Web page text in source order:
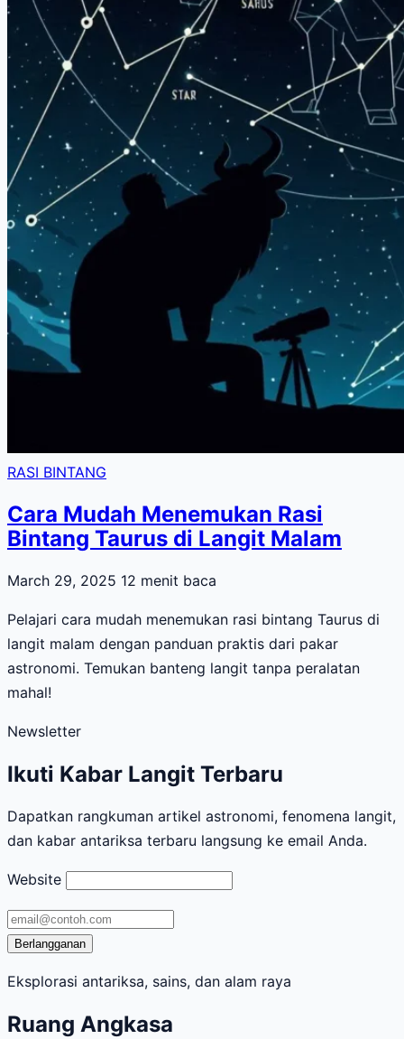
RASI BINTANG
Cara Mudah Menemukan Rasi
Bintang Taurus di Langit Malam
March 29, 2025 12 menit baca
Pelajari cara mudah menemukan rasi bintang Taurus di
langit malam dengan panduan praktis dari pakar
astronomi. Temukan banteng langit tanpa peralatan
mahal!
Newsletter
Ikuti Kabar Langit Terbaru
Dapatkan rangkuman artikel astronomi, fenomena langit,
dan kabar antariksa terbaru langsung ke email Anda.
Website
Alamat
email
Berlangganan
Eksplorasi antariksa, sains, dan alam raya
Ruang Angkasa